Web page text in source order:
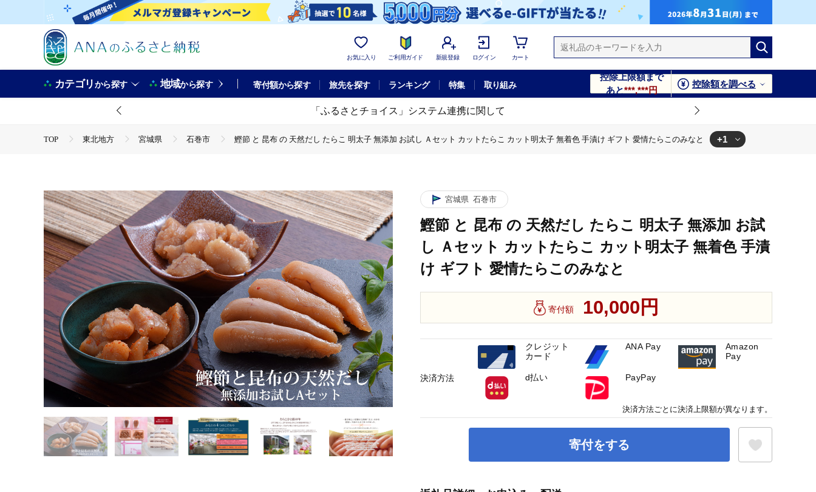
お気に入り ご利用ガイド 新規登録 ログイン カート
カテゴリから探す 地域から探す 寄付額から探す 旅先を探す ランキング 特集 取り組み
控除上限額まで
あと***,***円
控除額を調べる
「ふるさとチョイス」システム連携に関して
TOP 東北地方 宮城県 石巻市 鰹節 と 昆布 の 天然だし たらこ 明太子 無添加 お試し Ａセット カットたらこ カット明太子 無着色 手漬け ギフト 愛情たらこのみなと +1
宮城県 石巻市
鰹節 と 昆布 の 天然だし たらこ 明太子 無添加 お試
し Ａセット カットたらこ カット明太子 無着色 手漬
け ギフト 愛情たらこのみなと
寄付額 10,000円
寄付をする
決済方法
クレジット
カード
ANA Pay
Amazon
Pay
d払い PayPay
決済方法ごとに決済上限額が異なります。